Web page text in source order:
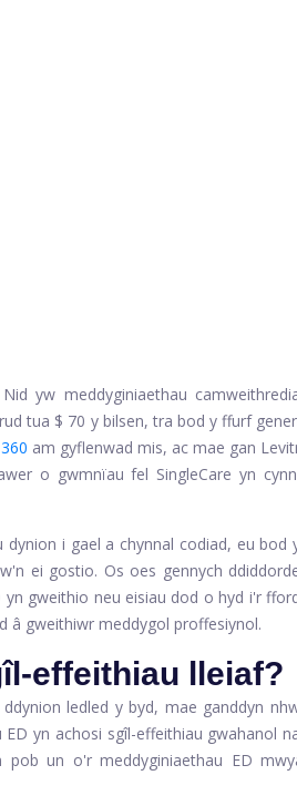
yw meddyginiaethau
tua $ 70 y bilsen, tra bod y ffurf
am gyflenwad mis, ac mae gan
o gwmnïau fel SingleCare yn
i gael a chynnal codiad, eu bod
ei gostio. Os oes gennych
gweithio neu eisiau dod o hyd i'r
â gweithiwr meddygol proffesiynol.
effeithiau lleiaf?
ledled y byd, mae ganddyn
yn achosi sgîl-effeithiau gwahanol
pob un o'r meddyginiaethau ED